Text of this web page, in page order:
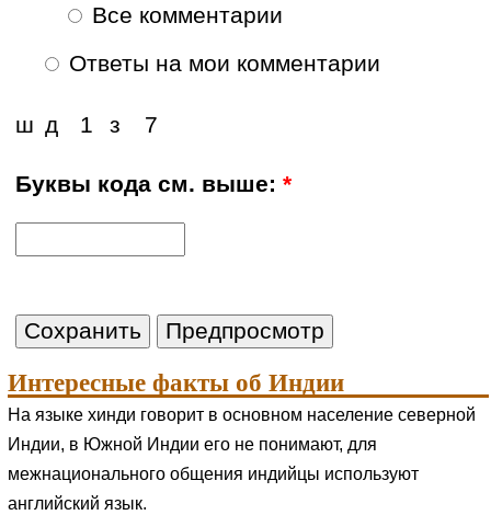
Все комментарии
Ответы на мои комментарии
ш д 1 з 7
Буквы кода см. выше:*
Интересные факты об Индии
На языке хинди говорит в основном население северной
Индии, в Южной Индии его не понимают, для
межнационального общения индийцы используют
английский язык.